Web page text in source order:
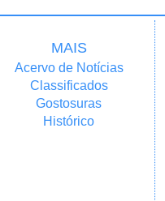
MAIS
Acervo de Notícias
Classificados
Gostosuras
Histórico